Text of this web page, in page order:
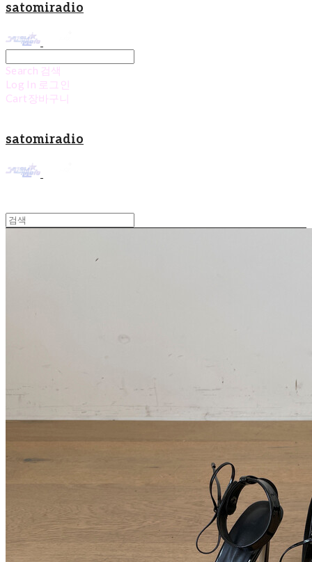
satomiradio
Search 검색
Log In 로그인
Cart 장바구니
satomiradio